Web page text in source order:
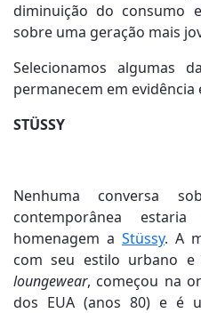
diminuição do consumo
sobre uma geração mais
Selecionamos algumas
permanecem em evidência
STÜSSY
Nenhuma conversa
contemporânea
homenagem a Stüssy. A
com seu estilo urbano e
loungewear, começou na
dos EUA (anos 80) e é